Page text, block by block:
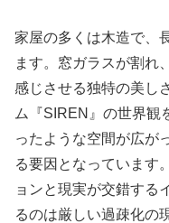
家屋の多くは木造で、
ます。窓ガラスが割れ
感じさせる独特の美し
ム『SIREN』の世界観
ったような空間が広が
る要因となっています
ョンと現実が交錯する
るのは厳しい過疎化の